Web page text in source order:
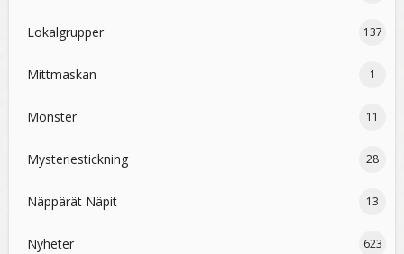
Lokalgrupper 137
Mittmaskan 1
Mönster 11
Mysteriestickning 28
Näppärät Näpit 13
Nyheter 623